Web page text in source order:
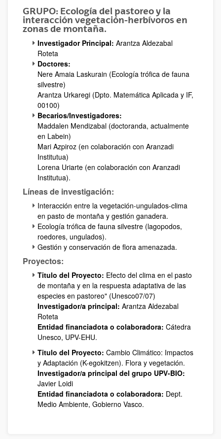
GRUPO: Ecología del pastoreo y la
interacción vegetación-herbívoros en
zonas de montaña.
Investigador Principal: Arantza Aldezabal
Roteta
Doctores:
Nere Amaia Laskurain (Ecología trófica de fauna
silvestre)
Arantza Urkaregi (Dpto. Matemática Aplicada y IF,
00100)
Becarios/Investigadores:
Maddalen Mendizabal (doctoranda, actualmente
en Labein)
Mari Azpiroz (en colaboración con Aranzadi
Institutua)
Lorena Uriarte (en colaboración con Aranzadi
Institutua).
Líneas de investigación:
Interacción entre la vegetación-ungulados-clima
en pasto de montaña y gestión ganadera.
Ecología trófica de fauna silvestre (lagopodos,
roedores, ungulados).
Gestión y conservación de flora amenazada.
Proyectos:
Titulo del Proyecto: Efecto del clima en el pasto
de montaña y en la respuesta adaptativa de las
especies en pastoreo" (Unesco07/07)
Investigador/a principal: Arantza Aldezabal
Roteta
Entidad financiadota o colaboradora: Cátedra
Unesco, UPV-EHU.
Titulo del Proyecto: Cambio Climático: Impactos
y Adaptación (K-egokitzen). Flora y vegetación.
Investigador/a principal del grupo UPV-BIO:
Javier Loidi
Entidad financiadota o colaboradora: Dept.
Medio Ambiente, Gobierno Vasco.